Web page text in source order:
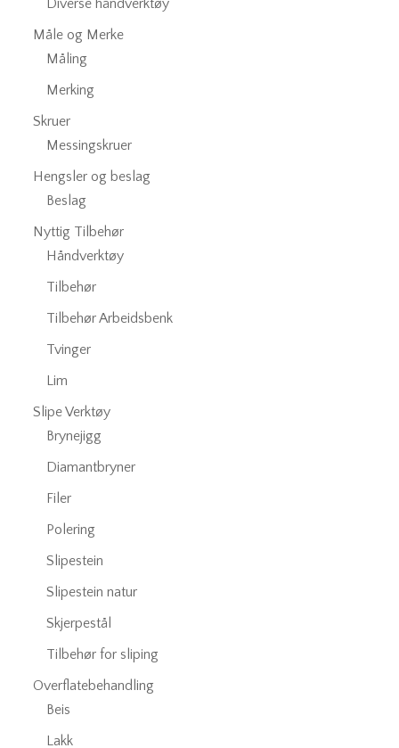
Diverse håndverktøy
Måle og Merke
Måling
Merking
Skruer
Messingskruer
Hengsler og beslag
Beslag
Nyttig Tilbehør
Håndverktøy
Tilbehør
Tilbehør Arbeidsbenk
Tvinger
Lim
Slipe Verktøy
Brynejigg
Diamantbryner
Filer
Polering
Slipestein
Slipestein natur
Skjerpestål
Tilbehør for sliping
Overflatebehandling
Beis
Lakk